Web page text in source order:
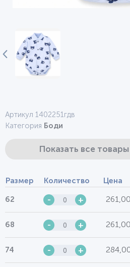
Артикул 1402251гдв
Категория Боди
Показать все
Размер Количество Цена
62 - + 261,00
68 - + 261,00
74 - +